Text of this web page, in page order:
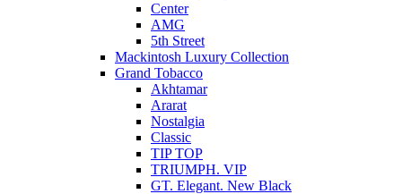
Center
AMG
5th Street
Mackintosh Luxury Collection
Grand Tobacco
Akhtamar
Ararat
Nostalgia
Classic
TIP TOP
TRIUMPH. VIP
GT. Elegant. New Black